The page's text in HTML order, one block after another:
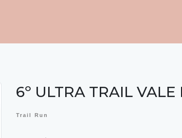
6º ULTRA TRAIL VALE
Trail Run